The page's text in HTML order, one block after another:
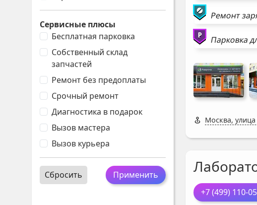
Сервисные плюсы
Бесплатная парковка
Собственный склад
запчастей
Ремонт без предоплаты
Срочный ремонт
Диагностика в подарок
Вызов мастера
Вызов курьера
Применить
Сбросить
Ремонт
Парковка
Москва,
+7 (499) 110-05